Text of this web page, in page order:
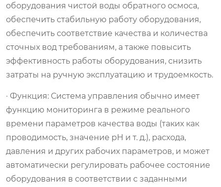
оборудования чистой воды обратного осмоса,
обеспечить стабильную работу оборудования,
обеспечить соответствие качества и количества
сточных вод требованиям, а также повысить
эффективность работы оборудования, снизить
затраты на ручную эксплуатацию и трудоемкость.
· Функция: Система управления обычно имеет
функцию мониторинга в режиме реального
времени параметров качества воды (таких как
проводимость, значение pH и т. д.), расхода,
давления и других рабочих параметров, и может
автоматически регулировать рабочее состояние
оборудования в соответствии с заданными